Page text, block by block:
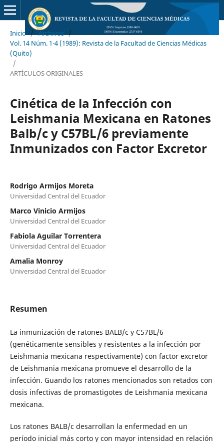
Inicio / Archivos /
Vol. 14 Núm. 1-4 (1989): Revista de la Facultad de Ciencias Médicas
(Quito)
/
ARTÍCULOS ORIGINALES
Cinética de la Infección con
Leishmania Mexicana en Ratones
Balb/c y C57BL/6 previamente
Inmunizados con Factor Excretor
Rodrigo Armijos Moreta
Universidad Central del Ecuador
Marco Vinicio Armijos
Universidad Central del Ecuador
Fabiola Aguilar Torrentera
Universidad Central del Ecuador
Amalia Monroy
Universidad Central del Ecuador
Resumen
La inmunización de ratones BALB/c y C57BL/6
(genéticamente sensibles y resistentes a la infección por
Leishmania mexicana respectivamente) con factor excretor
de Leishmania mexicana promueve el desarrollo de la
infección. Guando los ratones mencionados son retados con
dosis infectivas de promastigotes de Leishmania mexicana
mexicana.
Los ratones BALB/c desarrollan la enfermedad en un
período inicial más corto y con mayor intensidad en relación